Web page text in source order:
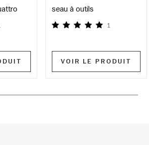
seau à outils
1
VOIR LE PRODUIT